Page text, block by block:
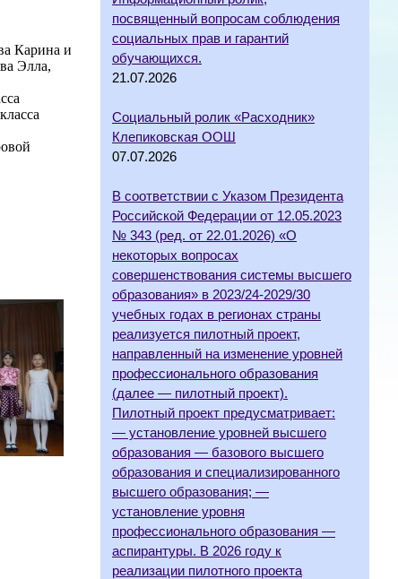
посвященный вопросам соблюдения
социальных прав и гарантий
обучающихся.
21.07.2026
Социальный ролик «Расходник»
Клепиковская ООШ
07.07.2026
В соответствии с Указом Президента
Российской Федерации от 12.05.2023
№ 343 (ред. от 22.01.2026) «О
некоторых вопросах
совершенствования системы высшего
образования» в 2023/24-2029/30
учебных годах в регионах страны
реализуется пилотный проект,
направленный на изменение уровней
профессионального образования
(далее — пилотный проект).
Пилотный проект предусматривает:
— установление уровней высшего
образования — базового высшего
образования и специализированного
высшего образования; —
установление уровня
профессионального образования —
аспирантуры. В 2026 году к
реализации пилотного проекта
Карина и
Элла,